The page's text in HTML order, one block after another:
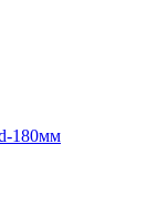
180мм